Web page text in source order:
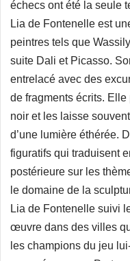
échecs ont été la seule
Lia de Fontenelle est
peintres tels que
suite Dali et Picasso.
entrelacé avec des
de fragments écrits.
noir et les laisse
d’une lumière éthérée.
figuratifs qui traduisent
postérieure sur les
le domaine de la
Lia de Fontenelle suivi
œuvre dans des villes
les champions du jeu